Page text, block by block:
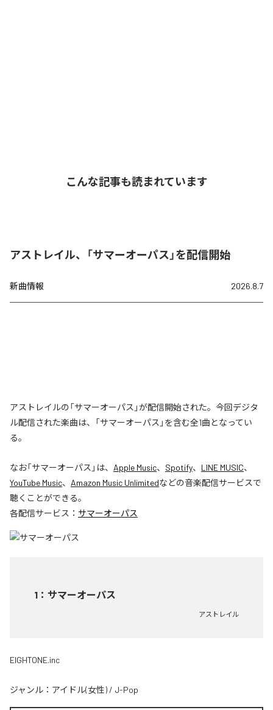
こんな記事も読まれています
アストレイル、「サマーオーパス」を配信開始
新曲情報 2026.8.7
アストレイルの「サマーオーパス」が配信開始された。今回デジタ
ル配信された楽曲は、「サマーオーパス」を含む全1曲となってい
る。
なお「サマーオーパス 」は、 Apple Music、 Spotify、 LINE MUSIC、
YouTube Music、 Amazon Music Unlimitedなどの音楽配信サービスで
聴くことができる。
各配信サービス： サマーオーパス
1 ： サマーオーパス
アストレイル
EIGHTONE.inc
ジャンル： アイドル(女性) / J-Pop